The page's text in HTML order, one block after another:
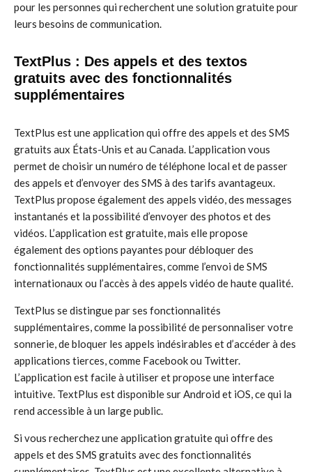
pour les personnes qui recherchent une solution gratuite pour
leurs besoins de communication.
TextPlus : Des appels et des textos
gratuits avec des fonctionnalités
supplémentaires
TextPlus est une application qui offre des appels et des SMS
gratuits aux États-Unis et au Canada. L’application vous
permet de choisir un numéro de téléphone local et de passer
des appels et d’envoyer des SMS à des tarifs avantageux.
TextPlus propose également des appels vidéo, des messages
instantanés et la possibilité d’envoyer des photos et des
vidéos. L’application est gratuite, mais elle propose
également des options payantes pour débloquer des
fonctionnalités supplémentaires, comme l’envoi de SMS
internationaux ou l’accès à des appels vidéo de haute qualité.
TextPlus se distingue par ses fonctionnalités
supplémentaires, comme la possibilité de personnaliser votre
sonnerie, de bloquer les appels indésirables et d’accéder à des
applications tierces, comme Facebook ou Twitter.
L’application est facile à utiliser et propose une interface
intuitive. TextPlus est disponible sur Android et iOS, ce qui la
rend accessible à un large public.
Si vous recherchez une application gratuite qui offre des
appels et des SMS gratuits avec des fonctionnalités